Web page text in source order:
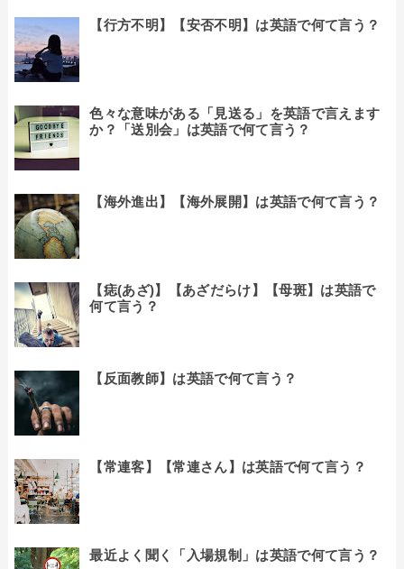
【行方不明】【安否不明】は英語で何て言う？
色々な意味がある「見送る」を英語で言えます
か？「送別会」は英語で何て言う？
【海外進出】【海外展開】は英語で何て言う？
【痣(あざ)】【あざだらけ】【母斑】は英語で
何て言う？
【反面教師】は英語で何て言う？
【常連客】【常連さん】は英語で何て言う？
最近よく聞く「入場規制」は英語で何て言う？